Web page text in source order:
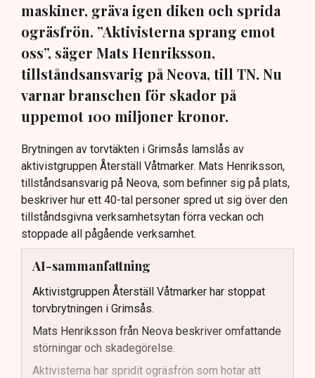
maskiner, gräva igen diken och sprida
ogräsfrön. ”Aktivisterna sprang emot
oss”, säger Mats Henriksson,
tillståndsansvarig på Neova, till TN. Nu
varnar branschen för skador på
uppemot 100 miljoner kronor.
Brytningen av torvtäkten i Grimsås lamslås av
aktivistgruppen Återställ Våtmarker. Mats Henriksson,
tillståndsansvarig på Neova, som befinner sig på plats,
beskriver hur ett 40-tal personer spred ut sig över den
tillståndsgivna verksamhetsytan förra veckan och
stoppade all pågående verksamhet.
AI-sammanfattning
Aktivistgruppen Återställ Våtmarker har stoppat
torvbrytningen i Grimsås.
Mats Henriksson från Neova beskriver omfattande
störningar och skadegörelse.
Aktivisterna har spridit ogräsfrön som hotar att